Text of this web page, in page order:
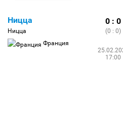
Ницца
Ницца
Франция
0 : 0
(0 : 0)
17:00